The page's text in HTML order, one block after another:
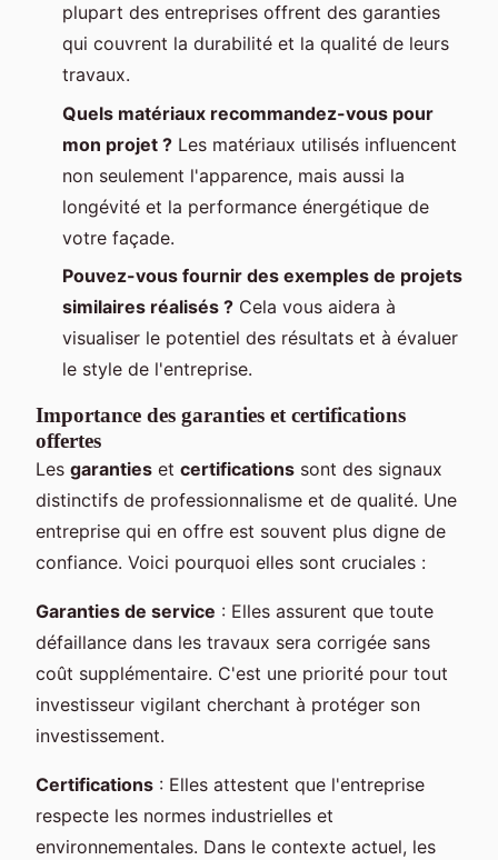
plupart des entreprises offrent des garanties
qui couvrent la durabilité et la qualité de leurs
travaux.
Quels matériaux recommandez-vous pour
mon projet ? Les matériaux utilisés influencent
non seulement l'apparence, mais aussi la
longévité et la performance énergétique de
votre façade.
Pouvez-vous fournir des exemples de projets
similaires réalisés ? Cela vous aidera à
visualiser le potentiel des résultats et à évaluer
le style de l'entreprise.
Importance des garanties et certifications
offertes
Les garanties et certifications sont des signaux
distinctifs de professionnalisme et de qualité. Une
entreprise qui en offre est souvent plus digne de
confiance. Voici pourquoi elles sont cruciales :
Garanties de service : Elles assurent que toute
défaillance dans les travaux sera corrigée sans
coût supplémentaire. C'est une priorité pour tout
investisseur vigilant cherchant à protéger son
investissement.
Certifications : Elles attestent que l'entreprise
respecte les normes industrielles et
environnementales. Dans le contexte actuel, les